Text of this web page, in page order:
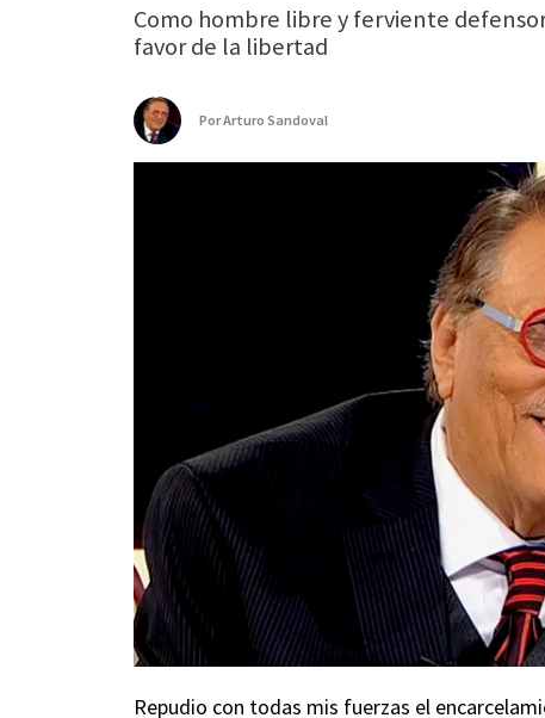
Como hombre libre y ferviente
favor de la libertad
PorArturo Sandoval
Repudio con todas mis fuerzas el